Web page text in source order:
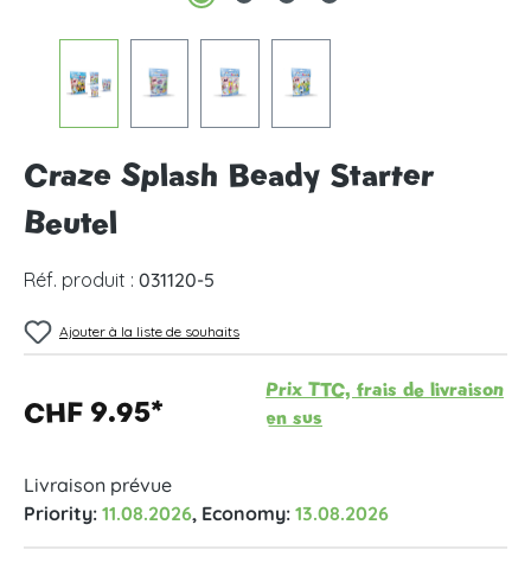
Craze Splash Beady Starter
Beutel
Réf. produit : 031120-5
Ajouter à la liste de souhaits
CHF 9.95*
Prix TTC, frais de livraison
en sus
Livraison prévue
Priority: 11.08.2026, Economy: 13.08.2026